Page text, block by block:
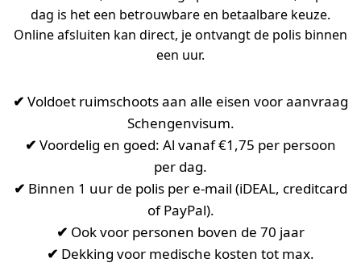
dag is het een betrouwbare en betaalbare keuze.
Online afsluiten kan direct, je ontvangt de polis binnen
een uur.
✔ Voldoet ruimschoots aan alle eisen voor aanvraag
Schengenvisum.
✔ Voordelig en goed: Al vanaf €1,75 per persoon
per dag.
✔ Binnen 1 uur de polis per e-mail (iDEAL, creditcard
of PayPal).
✔ Ook voor personen boven de 70 jaar
✔ Dekking voor medische kosten tot max.